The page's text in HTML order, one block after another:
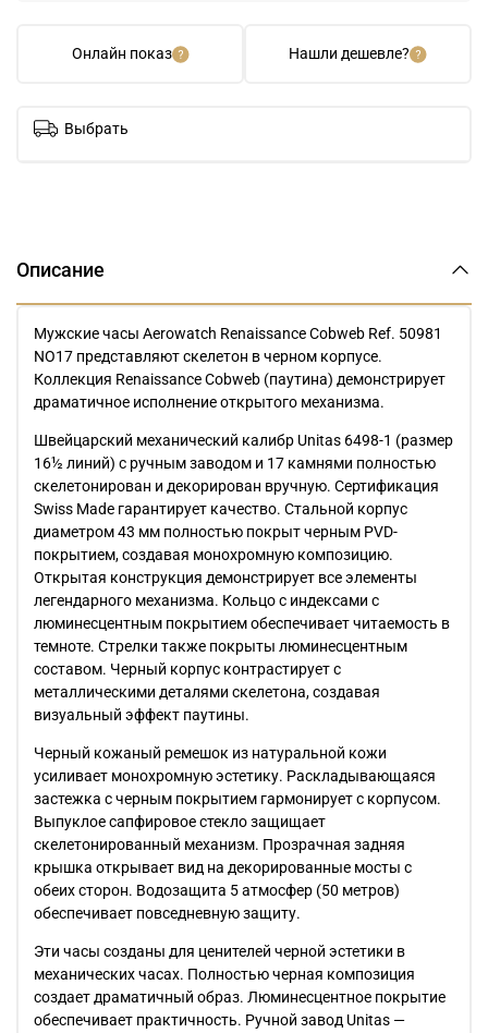
Онлайн показ Нашли дешевле?
Выбрать
Описание
Мужские часы Aerowatch Renaissance Cobweb Ref. 50981
NO17 представляют скелетон в черном корпусе.
Коллекция Renaissance Cobweb (паутина) демонстрирует
драматичное исполнение открытого механизма.
Швейцарский механический калибр Unitas 6498-1 (размер
16½ линий) с ручным заводом и 17 камнями полностью
скелетонирован и декорирован вручную. Сертификация
Swiss Made гарантирует качество. Стальной корпус
диаметром 43 мм полностью покрыт черным PVD-
покрытием, создавая монохромную композицию.
Открытая конструкция демонстрирует все элементы
легендарного механизма. Кольцо с индексами с
люминесцентным покрытием обеспечивает читаемость в
темноте. Стрелки также покрыты люминесцентным
составом. Черный корпус контрастирует с
металлическими деталями скелетона, создавая
визуальный эффект паутины.
Черный кожаный ремешок из натуральной кожи
усиливает монохромную эстетику. Раскладывающаяся
застежка с черным покрытием гармонирует с корпусом.
Выпуклое сапфировое стекло защищает
скелетонированный механизм. Прозрачная задняя
крышка открывает вид на декорированные мосты с
обеих сторон. Водозащита 5 атмосфер (50 метров)
обеспечивает повседневную защиту.
Эти часы созданы для ценителей черной эстетики в
механических часах. Полностью черная композиция
создает драматичный образ. Люминесцентное покрытие
обеспечивает практичность. Ручной завод Unitas —